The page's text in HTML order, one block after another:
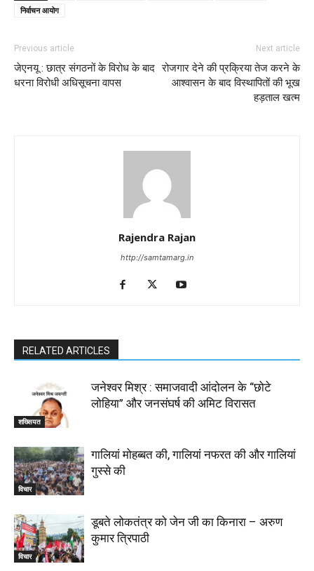
निर्वाचन आयोग
Previous article
जेएनयू : छात्र संगठनों के विरोध के बाद
धरना विरोधी अधिसूचना वापस
Next article
रोजगार देने की प्रक्रिया तेज करने के
आश्वासन के बाद विस्थापितों की भूख
हड़ताल खत्म
Rajendra Rajan
http://samtamarg.in
RELATED ARTICLES
शख्सियत
जनेश्वर मिश्र : समाजवादी आंदोलन के “छोटे
लोहिया” और जनसंघर्ष की अमिट विरासत
विचार
गालियां मोहब्बत की, गालियां नफरत की और गालियां
गुस्से की
विचार
डूबते लोकतंत्र को जेन जी का किनारा – अरुण
कुमार त्रिपाठी